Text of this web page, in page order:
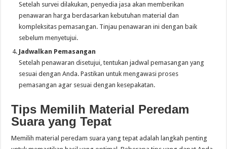
Setelah survei dilakukan, penyedia jasa akan memberikan
penawaran harga berdasarkan kebutuhan material dan
kompleksitas pemasangan. Tinjau penawaran ini dengan baik
sebelum menyetujui.
Jadwalkan Pemasangan
Setelah penawaran disetujui, tentukan jadwal pemasangan yang
sesuai dengan Anda. Pastikan untuk mengawasi proses
pemasangan agar sesuai dengan kesepakatan.
Tips Memilih Material Peredam
Suara yang Tepat
Memilih material peredam suara yang tepat adalah langkah penting